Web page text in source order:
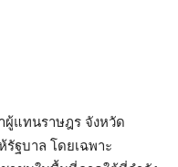
แทนราษฎร จังหวัด
รัฐบาล โดยเฉพาะ